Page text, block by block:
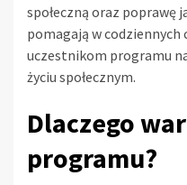
społeczną oraz poprawę
pomagają w codziennych
uczestnikom programu
życiu społecznym.
Dlaczego
programu?